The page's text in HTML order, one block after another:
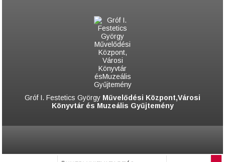
Gróf I. Festetics György Művelődési Központ,Városi
Könyvtár és Muzeális Gyűjtemény